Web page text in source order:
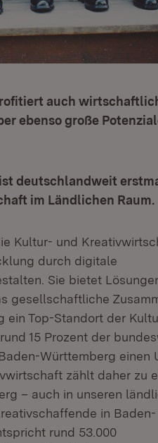
auch
ebenso große
deutschlandweit
im Ländlichen Raum.
Kultur- und
durch digitale
Sie bietet
gesellschaftliche
Top-Standort der
15 Prozent der
Württemberg einen
zählt daher zu
– auch in unseren
in Baden-
rund 53.000